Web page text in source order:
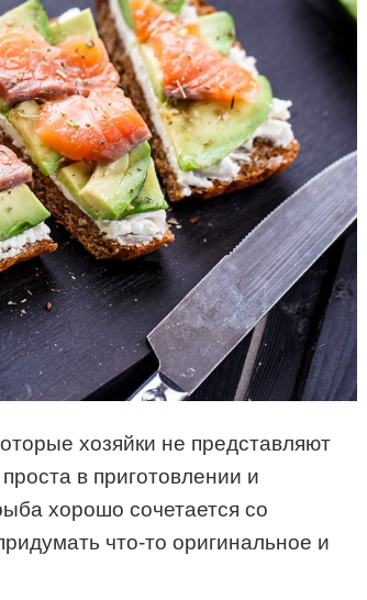
хозяйки не представляют
в приготовлении и
хорошо сочетается со
что-то оригинальное и